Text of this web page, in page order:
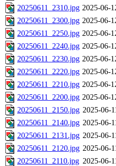
20250611_2310.jpg 2025-06-
20250611_2300.jpg 2025-06-
20250611_2250.jpg 2025-06-
20250611_2240.jpg 2025-06-
20250611_2230.jpg 2025-06-
20250611_2220.jpg 2025-06-
20250611_2210.jpg 2025-06-
20250611_2200.jpg 2025-06-
20250611_2150.jpg 2025-06-
20250611_2140.jpg 2025-06-
20250611_2131.jpg 2025-06-
20250611_2120.jpg 2025-06-
20250611_2110.jpg 2025-06-